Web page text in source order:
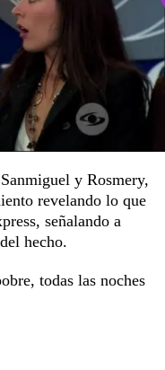
y Rosmery,
revelando lo que
señalando a
hecho.
todas las noches